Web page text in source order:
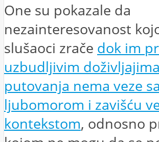
One su pokazale da
nezainteresovanost
slušaoci zrače dok im
uzbudljivim
putovanja nema veze sa
ljubomorom i zavišću
kontekstom, odnosno